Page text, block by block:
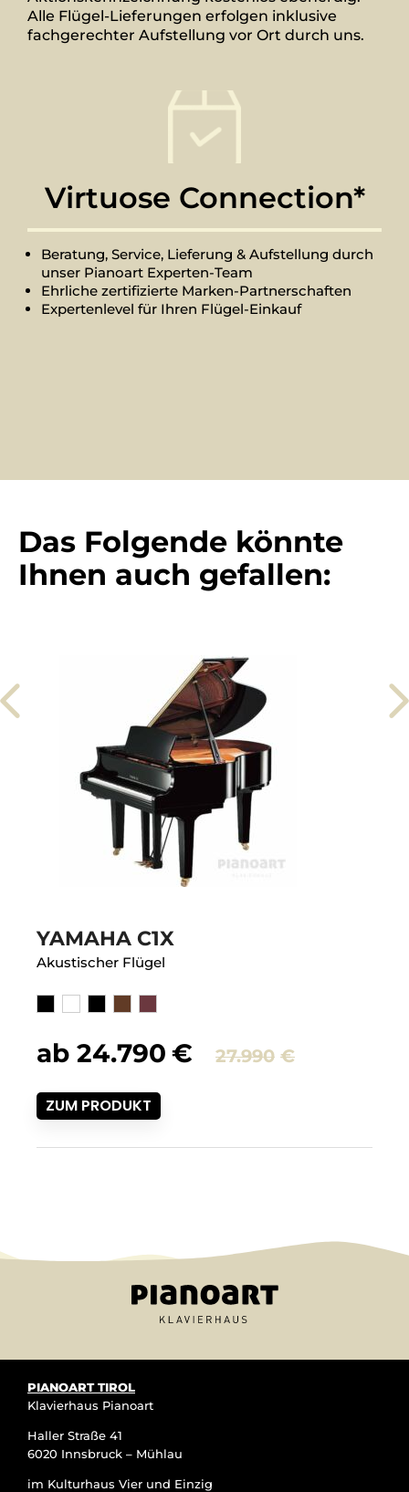
Alle Flügel-Lieferungen erfolgen inklusive
fachgerechter Aufstellung vor Ort durch uns.
Virtuose Connection*
Beratung, Service, Lieferung & Aufstellung durch
unser Pianoart Experten-Team
Ehrliche zertifizierte Marken-Partnerschaften
Expertenlevel für Ihren Flügel-Einkauf
Das Folgende könnte
Ihnen auch gefallen:
YAMAHA C1X
Akustischer Flügel
27.990 €
ab 24.790 €
ZUM PRODUKT
PIANOART TIROL
Klavierhaus Pianoart
Haller Straße 41
6020 Innsbruck – Mühlau
im Kulturhaus Vier und Einzig